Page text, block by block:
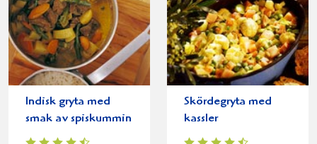
Indisk gryta med
smak av spiskummin
Skördegryta med
kassler